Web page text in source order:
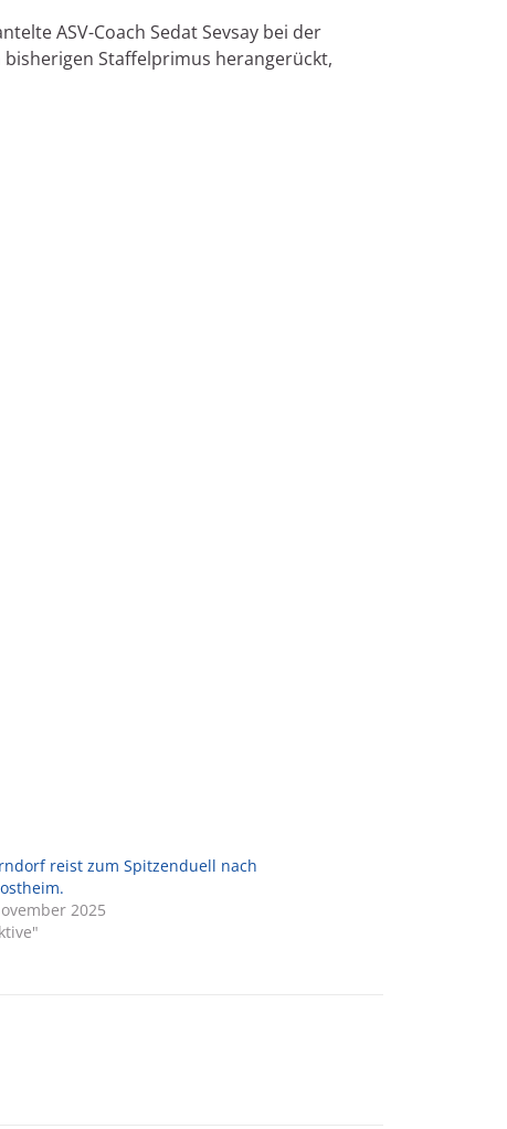
ASV-Coach Sedat Sevsay bei der
bisherigen Staffelprimus herangerückt,
reist zum Spitzenduell nach
2025